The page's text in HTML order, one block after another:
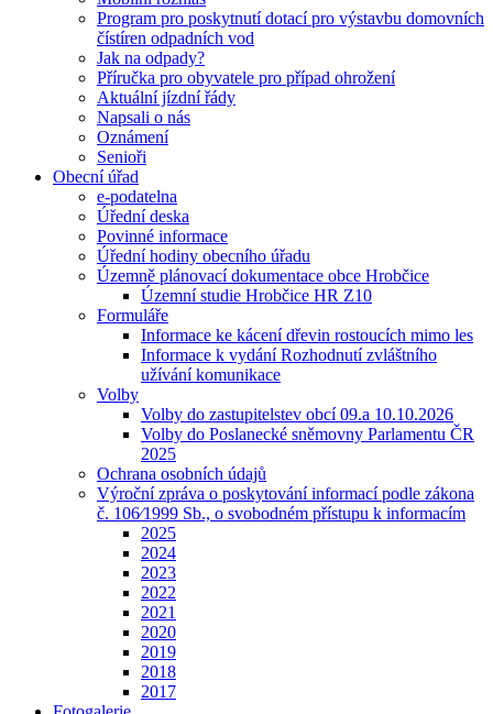
Program pro poskytnutí dotací pro výstavbu domovních
čístíren odpadních vod
Jak na odpady?
Příručka pro obyvatele pro případ ohrožení
Aktuální jízdní řády
Napsali o nás
Oznámení
Senioři
Obecní úřad
e-podatelna
Úřední deska
Povinné informace
Úřední hodiny obecního úřadu
Územně plánovací dokumentace obce Hrobčice
Územní studie Hrobčice HR Z10
Formuláře
Informace ke kácení dřevin rostoucích mimo les
Informace k vydání Rozhodnutí zvláštního
užívání komunikace
Volby
Volby do zastupitelstev obcí 09.a 10.10.2026
Volby do Poslanecké sněmovny Parlamentu ČR
2025
Ochrana osobních údajů
Výroční zpráva o poskytování informací podle zákona
č. 106⁄1999 Sb., o svobodném přístupu k informacím
2025
2024
2023
2022
2021
2020
2019
2018
2017